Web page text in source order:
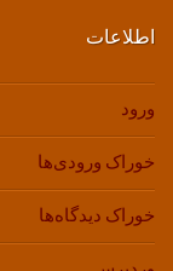
اطلاعات
ورود
خوراک ورودی‌ها
خوراک دیدگاه‌ها